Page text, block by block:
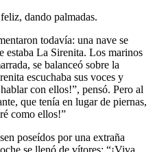
dando palmadas.
todavía: una nave se
estaba La Sirenita. Los marinos
se balanceó sobre la
escuchaba sus voces y
con ellos!”, pensó. Pero al
que tenía en lugar de piernas,
como ellos!”
poseídos por una extraña
se llenó de vítores: “¡Viva